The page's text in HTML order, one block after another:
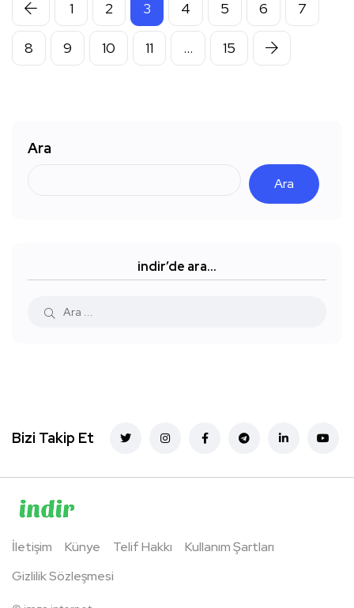
1 2 3 4 5 6 7
8 9 10 11 … 15
Ara
Ara
indir’de ara…
Bizi Takip Et
İletişim Künye Telif Hakkı
Kullanım Şartları
Gizlilik Sözleşmesi